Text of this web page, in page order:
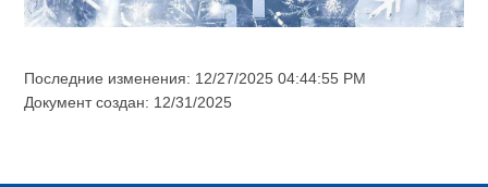
Последние изменения: 12/27/2025 04:44:55 PM
Документ создан: 12/31/2025